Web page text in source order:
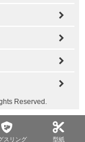
Reserved.
スリング 型紙